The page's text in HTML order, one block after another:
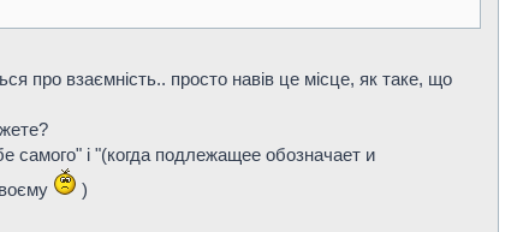
про взаємність.. просто навів це місце, як таке, що
самого" і "(когда подлежащее обозначает и
)